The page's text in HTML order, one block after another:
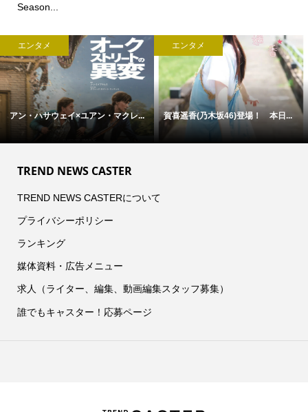
Season...
エンタメ
アン・ハサウェイ×ユアン・マクレ...
エンタメ
賀喜遥香(乃木坂46)登場！ 本日...
TREND NEWS CASTER
TREND NEWS CASTERについて
プライバシーポリシー
ランキング
媒体資料・広告メニュー
求人（ライター、編集、動画編集スタッフ募集）
誰でもキャスター！応募ページ